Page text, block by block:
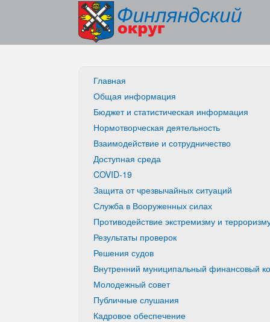
Главная
Общая информация
Бюджет и статистическая информация
Нормотворческая деятельность
Взаимодействие и сотрудничество
Доступная среда
COVID-19
Защита от чрезвычайных ситуаций
Служба в Вооруженных силах
Противодействие экстремизму и
Результаты проверок
Решения судов
Внутренний муниципальный финансовый
Молодежный совет
Публичные слушания
Кадровое обеспечение